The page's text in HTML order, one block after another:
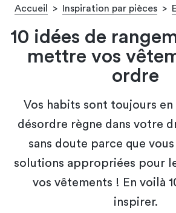
Accueil > Inspiration par pièces >
10 idées de
mettre vos
ordre
Vos habits sont toujours
désordre règne dans votre
sans doute parce que
solutions appropriées pour
vos vêtements ! En voilà
inspirer.